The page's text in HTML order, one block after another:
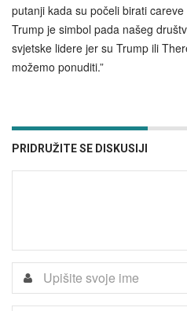
putanji kada su počeli birati
Trump je simbol pada našeg
svjetske lidere jer su Trump ili
možemo ponuditi.”
PRIDRUŽITE SE DISKUSIJI